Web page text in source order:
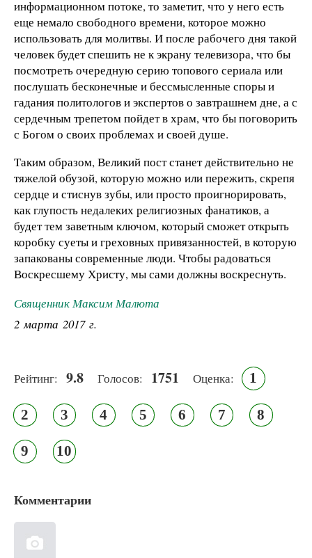
информационном потоке, то заметит, что у него есть
еще немало свободного времени, которое можно
использовать для молитвы. И после рабочего дня такой
человек будет спешить не к экрану телевизора, что бы
посмотреть очередную серию топового сериала или
послушать бесконечные и бессмысленные споры и
гадания политологов и экспертов о завтрашнем дне, а с
сердечным трепетом пойдет в храм, что бы поговорить
с Богом о своих проблемах и своей душе.
Таким образом, Великий пост станет действительно не
тяжелой обузой, которую можно или пережить, скрепя
сердце и стиснув зубы, или просто проигнорировать,
как глупость недалеких религиозных фанатиков, а
будет тем заветным ключом, который сможет открыть
коробку суеты и греховных привязанностей, в которую
запакованы современные люди. Чтобы радоваться
Воскресшему Христу, мы сами должны воскреснуть.
Священник Максим Малюта
2 марта 2017 г.
Рейтинг: 9.8 Голосов: 1751 Оценка: 1
2 3 4 5 6 7 8
9 10
Комментарии